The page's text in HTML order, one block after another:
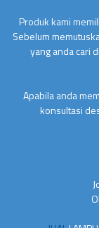
Produk kami
Sebelum
yang anda cari
Apabila anda
konsultasi